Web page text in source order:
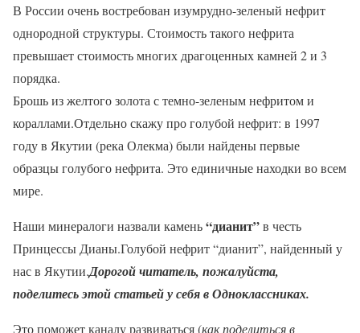
В России очень востребован изумрудно-зеленый нефрит
однородной структуры. Стоимость такого нефрита
превышает стоимость многих драгоценных камней 2 и 3
порядка.
Брошь из желтого золота с темно-зеленым нефритом и
кораллами.Отдельно скажу про голубой нефрит: в 1997
году в Якутии (река Олекма) были найдены первые
образцы голубого нефрита. Это единичные находки во всем
мире.
Наши минералоги назвали камень“дианит”в честь
Принцессы Дианы.Голубой нефрит “дианит”, найденный у
нас в Якутии.Дорогой читатель, пожалуйста,
поделитесь этой статьей у себя в Одноклассниках.
Это поможет каналу развиваться (как поделиться в